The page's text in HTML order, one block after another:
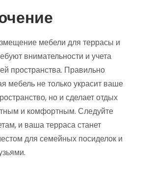
мебели для террасы и
внимательности и учета
пространства. Правильно
мебель не только украсит ваше
но и сделает отдых
и комфортным. Следуйте
и ваша терраса станет
для семейных посиделок и